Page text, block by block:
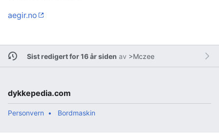
aegir.no
Sist redigert for 16 år siden av >Mczee
dykkepedia.com
Personvern Bordmaskin